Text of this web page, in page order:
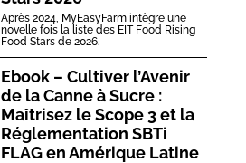
Après 2024, MyEasyFarm intègre une
novelle fois la liste des EIT Food Rising
Food Stars de 2026.
Ebook – Cultiver l’Avenir
de la Canne à Sucre :
Maîtrisez le Scope 3 et la
Réglementation SBTi
FLAG en Amérique Latine